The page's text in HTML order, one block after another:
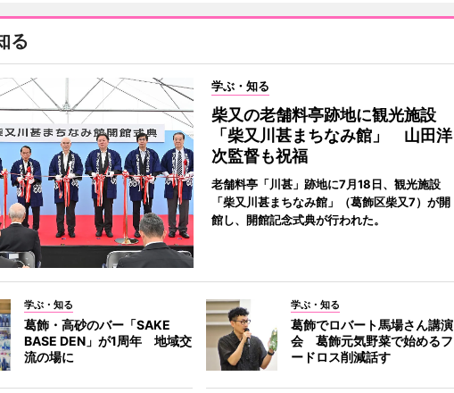
る
学ぶ・知る
柴又の老舗料亭跡地に観光施設
「柴又川甚まちなみ館」 山田洋
次監督も祝福
老舗料亭「川甚」跡地に7月18日、観光施設
「柴又川甚まちなみ館」（葛飾区柴又7）が開
館し、開館記念式典が行われた。
学ぶ・知る
葛飾・高砂のバー「SAKE
BASE DEN」が1周年 地域交
流の場に
学ぶ・知る
葛飾でロバート馬場さん講演
会 葛飾元気野菜で始めるフ
ードロス削減話す